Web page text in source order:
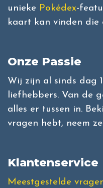
unieke Pokédex-
kaart kan vinden die
Onze Passie
Wij zijn al sinds dag
liefhebbers. Van de
alles er tussen in.
vragen hebt, neem
Klantenservice
Meestgestelde